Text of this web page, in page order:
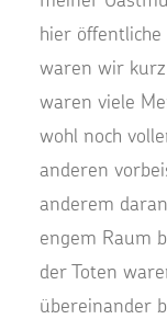
hier
waren wir
waren viele
wohl noch
anderen
anderem
engem Raum
der Toten
übereinander